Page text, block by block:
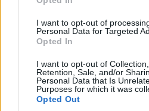
I want to opt-out of
Personal Data for Targeted
Opted In
I want to opt-out of Collection,
Retention, Sale, and/or
Personal Data that Is
Purposes for which it was
Opted Out
ΡΕΠΟΡΤΆΖ
Χαλαζόπτωση μικρής
(βίντεο)